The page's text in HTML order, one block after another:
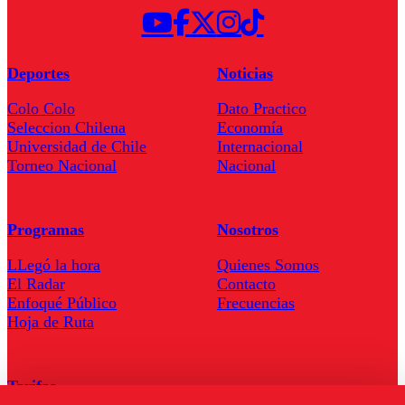
Deportes
Colo Colo
Seleccion Chilena
Universidad de Chile
Torneo Nacional
Noticias
Dato Practico
Economía
Internacional
Nacional
Programas
LLegó la hora
El Radar
Enfoqué Público
Hoja de Ruta
Nosotros
Quienes Somos
Contacto
Frecuencias
Tarifas